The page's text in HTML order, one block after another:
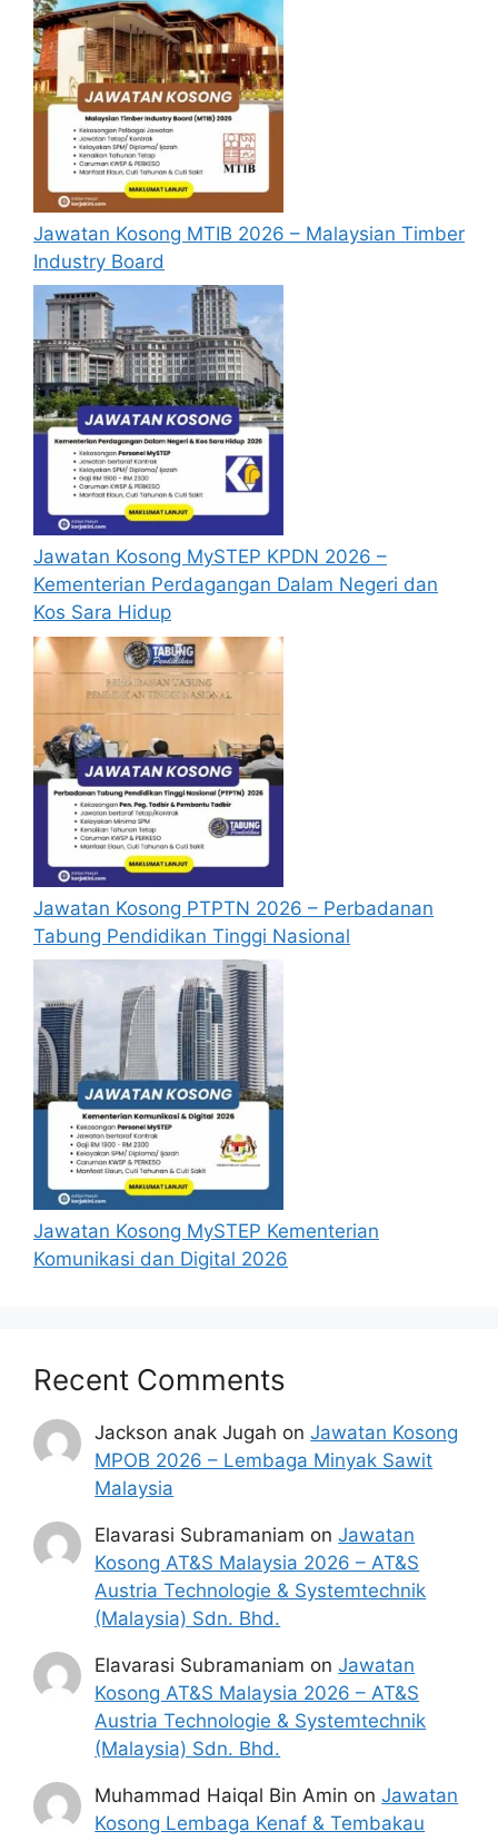
Jawatan Kosong MTIB 2026 – Malaysian Timber
Industry Board
Jawatan Kosong MySTEP KPDN 2026 –
Kementerian Perdagangan Dalam Negeri dan
Kos Sara Hidup
Jawatan Kosong PTPTN 2026 – Perbadanan
Tabung Pendidikan Tinggi Nasional
Jawatan Kosong MySTEP Kementerian
Komunikasi dan Digital 2026
Recent Comments
Jackson anak Jugah onJawatan Kosong
MPOB 2026 – Lembaga Minyak Sawit
Malaysia
Elavarasi Subramaniam onJawatan
Kosong AT&S Malaysia 2026 – AT&S
Austria Technologie & Systemtechnik
(Malaysia) Sdn. Bhd.
Elavarasi Subramaniam onJawatan
Kosong AT&S Malaysia 2026 – AT&S
Austria Technologie & Systemtechnik
(Malaysia) Sdn. Bhd.
Muhammad Haiqal Bin Amin onJawatan
Kosong Lembaga Kenaf & Tembakau